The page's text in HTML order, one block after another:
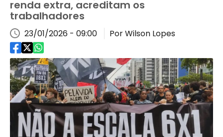
renda extra, acreditam os
trabalhadores
23/01/2026 - 09:00 Por Wilson Lopes